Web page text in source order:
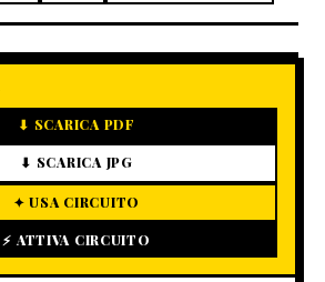
⬇ SCARICA PDF
⬇ SCARICA JPG
✦ USA CIRCUITO
⚡ ATTIVA CIRCUITO